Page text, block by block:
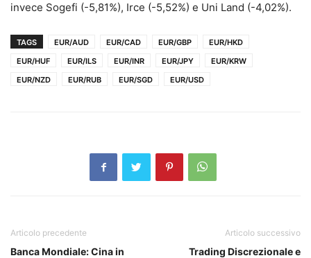
invece Sogefi (-5,81%), Irce (-5,52%) e Uni Land (-4,02%).
TAGS EUR/AUD EUR/CAD EUR/GBP
EUR/HKD
EUR/HUF
EUR/ILS EUR/INR EUR/JPY
EUR/KRW
EUR/NZD
EUR/RUB EUR/SGD EUR/USD
Articolo precedente
Banca Mondiale: Cina in
Articolo successivo
Trading Discrezionale e